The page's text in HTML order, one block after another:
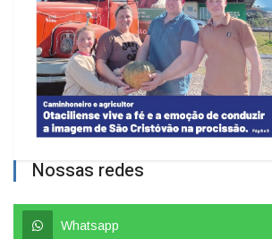
Nossas redes
Whatsapp